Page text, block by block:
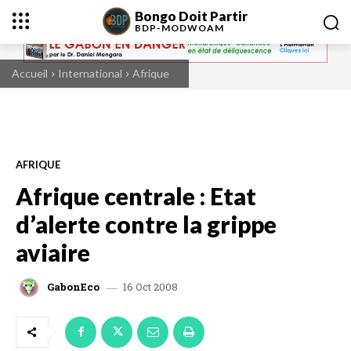
Bongo Doit Partir
BDP-MODWOAM
Accueil International Afrique
AFRIQUE
Afrique centrale : Etat
d’alerte contre la grippe
aviaire
GabonEco 16 Oct 2008